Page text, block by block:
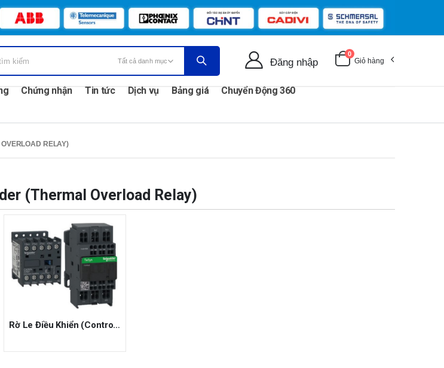
Đăng nhập
0
Giỏ hàng
Chứng nhận Tin tức Dịch vụ Bảng giá Chuyển Động 360
RELAY)
(Thermal Overload Relay)
Rờ Le Điều Khiển (Control relays)